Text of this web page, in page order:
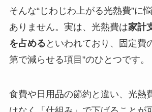
そんな“じわじわ上がる光熱費”に
ありません。実は、光熱費は家計
を占める といわれており、固定費
第で減らせる項目”のひとつです。
食費や日用品の節約と違い、光熱